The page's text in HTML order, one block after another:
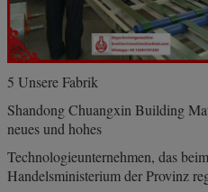
5 Unsere Fabrik
Shandong Chuangxin Building
neues und hohes
Technologieunternehmen, das
Handelsministerium der Provinz